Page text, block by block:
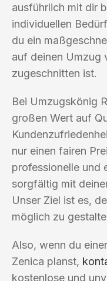
ausführlich mit dir
individuellen
du ein
auf deinen Umzug
zugeschnitten ist.
Bei Umzugskönig
großen Wert auf
nur einen fairen
professionelle und
sorgfältig mit
Unser Ziel ist es,
möglich zu
Also, wenn du
Zenica planst,
kostenlose und